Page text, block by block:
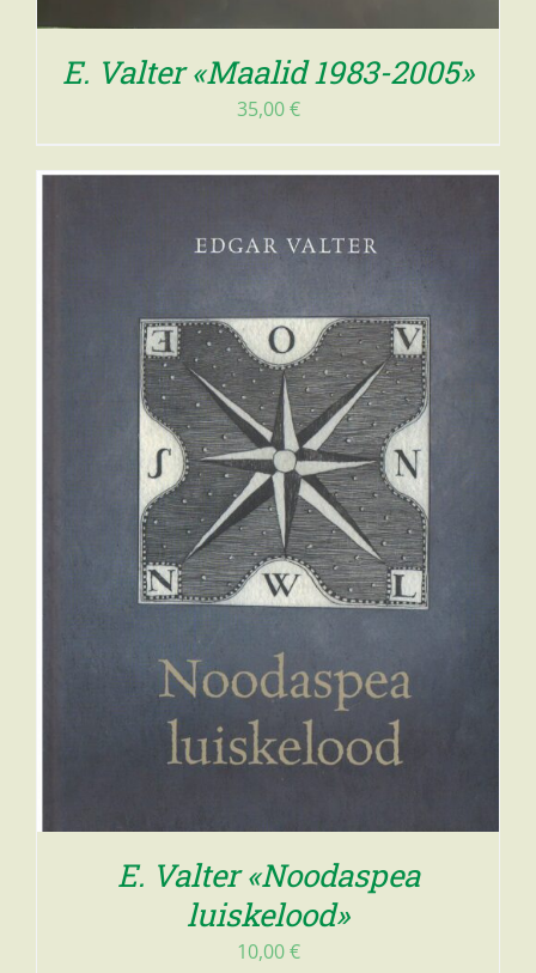
E. Valter «Maalid 1983-2005»
35,00€
E. Valter «Noodaspea
luiskelood»
10,00€